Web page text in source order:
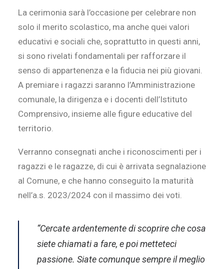
La cerimonia sarà l’occasione per celebrare non
solo il merito scolastico, ma anche quei valori
educativi e sociali che, soprattutto in questi anni,
si sono rivelati fondamentali per rafforzare il
senso di appartenenza e la fiducia nei più giovani.
A premiare i ragazzi saranno l’Amministrazione
comunale, la dirigenza e i docenti dell’Istituto
Comprensivo, insieme alle figure educative del
territorio.
Verranno consegnati anche i riconoscimenti per i
ragazzi e le ragazze, di cui è arrivata segnalazione
al Comune, e che hanno conseguito la maturità
nell’a.s. 2023/2024 con il massimo dei voti.
“Cercate ardentemente di scoprire che cosa
siete chiamati a fare, e poi metteteci
passione. Siate comunque sempre il meglio